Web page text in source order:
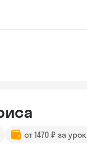
от 1470 ₽ за урок